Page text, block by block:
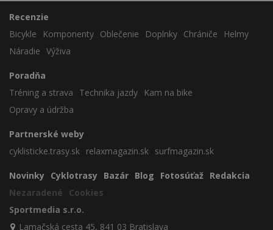
Recenzie
Bicykle
Komponenty Oblečenie Doplnky Chrániče
Helmy
Náradie Výživa
Poradňa
Tréning a strava
Technika jazdy
Kam na bike
Opravy a údržba
Partnerské weby
cyklisticke.trasy.sk relaxmagazin.sk surfmagazin.sk
Novinky Cyklotrasy Bazár Blog Fotosúťaž Redakcia
Nezaradené
Cookies
Sportmedia s.r.o.
Lamačská cesta 45, 841 03 Bratislava